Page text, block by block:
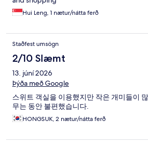
Hui Leng, 1 nætur/nátta ferð
Staðfest umsögn
2/10 Slæmt
13. júní 2026
Þýða með Google
스위트 객실을 이용했지만 작은 개미들이
무는 동안 불편했습니다.
HONGSUK, 2 nætur/nátta ferð